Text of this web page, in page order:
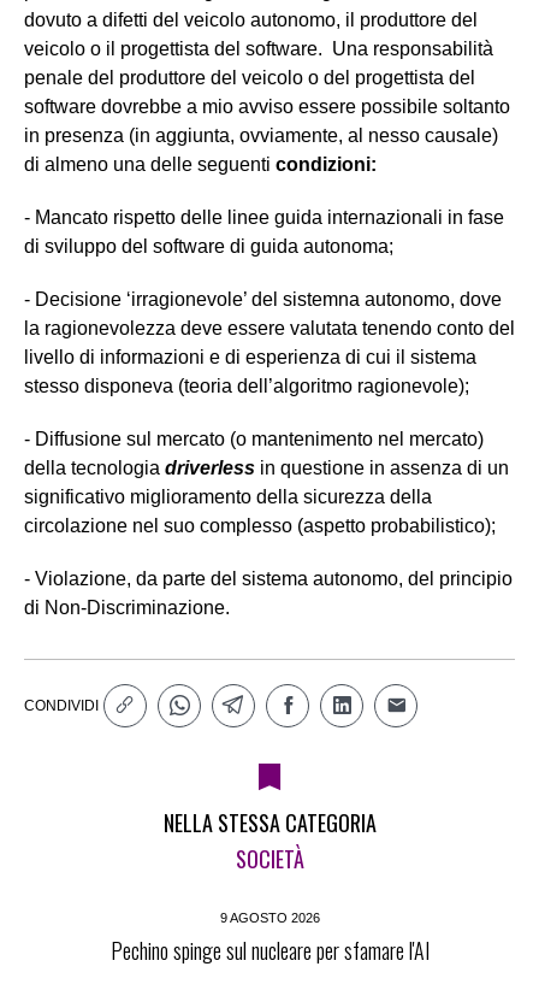
dovuto a difetti del veicolo autonomo, il produttore del
veicolo o il progettista del software. Una responsabilità
penale del produttore del veicolo o del progettista del
software dovrebbe a mio avviso essere possibile soltanto
in presenza (in aggiunta, ovviamente, al nesso causale)
di almeno una delle seguenti condizioni:
- Mancato rispetto delle linee guida internazionali in fase
di sviluppo del software di guida autonoma;
- Decisione ‘irragionevole’ del sistemna autonomo, dove
la ragionevolezza deve essere valutata tenendo conto del
livello di informazioni e di esperienza di cui il sistema
stesso disponeva (teoria dell’algoritmo ragionevole);
- Diffusione sul mercato (o mantenimento nel mercato)
della tecnologia driverless in questione in assenza di un
significativo miglioramento della sicurezza della
circolazione nel suo complesso (aspetto probabilistico);
- Violazione, da parte del sistema autonomo, del principio
di Non-Discriminazione.
CONDIVIDI
NELLA STESSA CATEGORIA
SOCIETÀ
9 AGOSTO 2026
Pechino spinge sul nucleare per sfamare l'AI